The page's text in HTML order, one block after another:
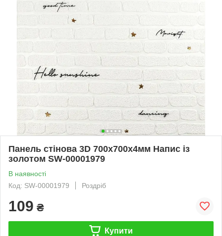
Панель стінова 3D 700х700х4мм Напис із
золотом SW-00001979
В наявності
Код: SW-00001979
Роздріб
109 ₴
Купити